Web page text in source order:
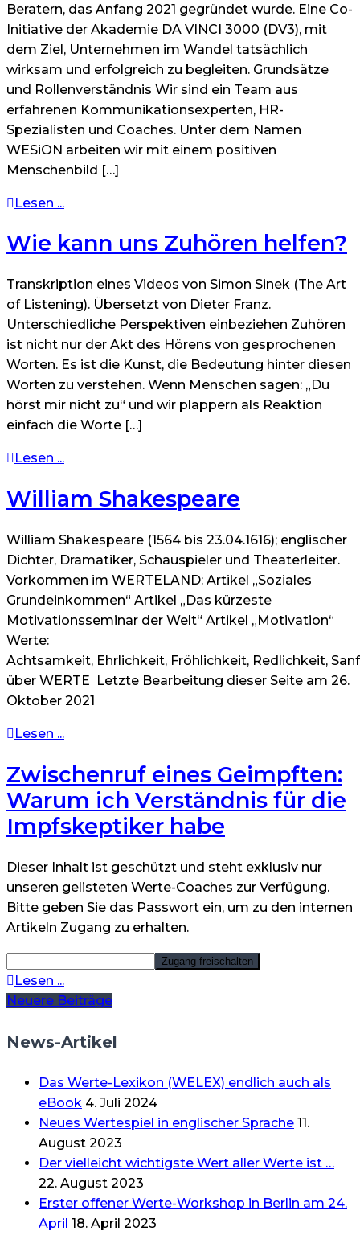
Beratern, das Anfang 2021 gegründet wurde. Eine Co-
Initiative der Akademie DA VINCI 3000 (DV3), mit
dem Ziel, Unternehmen im Wandel tatsächlich
wirksam und erfolgreich zu begleiten. Grundsätze
und Rollenverständnis Wir sind ein Team aus
erfahrenen Kommunikationsexperten, HR-
Spezialisten und Coaches. Unter dem Namen
WESiON arbeiten wir mit einem positiven
Menschenbild […]
Lesen ...
Wie kann uns Zuhören helfen?
Transkription eines Videos von Simon Sinek (The Art
of Listening). Übersetzt von Dieter Franz.
Unterschiedliche Perspektiven einbeziehen Zuhören
ist nicht nur der Akt des Hörens von gesprochenen
Worten. Es ist die Kunst, die Bedeutung hinter diesen
Worten zu verstehen. Wenn Menschen sagen: „Du
hörst mir nicht zu“ und wir plappern als Reaktion
einfach die Worte […]
Lesen ...
William Shakespeare
William Shakespeare (1564 bis 23.04.1616); englischer
Dichter, Dramatiker, Schauspieler und Theaterleiter.
Vorkommen im WERTELAND: Artikel „Soziales
Grundeinkommen“ Artikel „Das kürzeste
Motivationsseminar der Welt“ Artikel „Motivation“
Werte:
Achtsamkeit, Ehrlichkeit, Fröhlichkeit, Redlichkeit,
über WERTE Letzte Bearbeitung dieser Seite am 26.
Oktober 2021
Lesen ...
Zwischenruf eines Geimpften:
Warum ich Verständnis für die
Impfskeptiker habe
Dieser Inhalt ist geschützt und steht exklusiv nur
unseren gelisteten Werte-Coaches zur Verfügung.
Bitte geben Sie das Passwort ein, um zu den internen
Artikeln Zugang zu erhalten.
Lesen ...
Beitragsnavigation
Neuere Beiträge
News-Artikel
Das Werte-Lexikon (WELEX) endlich auch als
eBook 4. Juli 2024
Neues Wertespiel in englischer Sprache 11.
August 2023
Der vielleicht wichtigste Wert aller Werte ist …
22. August 2023
Erster offener Werte-Workshop in Berlin am 24.
April 18. April 2023